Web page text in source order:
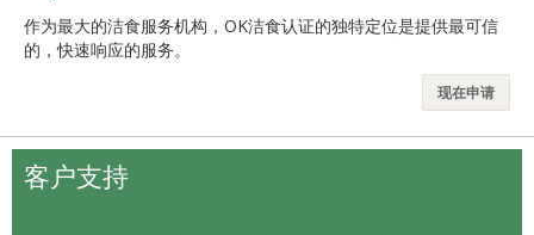
作为最大的洁食服务机构，OK洁食认证的独特定位是提供最可信
的，快速响应的服务。
现在申请
客户支持